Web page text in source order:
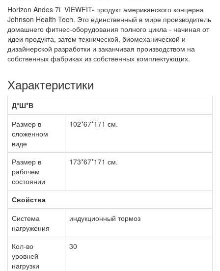
Horizon Andes 7i VIEWFIT- продукт американского концерна
Johnson Health Tech. Это единственный в мире производитель
домашнего фитнес-оборудования полного цикла - начиная от
идеи продукта, затем технической, биомеханической и
дизайнерской разработки и заканчивая производством на
собственных фабриках из собственных комплектующих.
Характеристики
Д*Ш*В
Размер в
сложенном
виде
102*67*171 см.
Размер в
рабочем
состоянии
173*67*171 см.
Свойства
Система
нагружения
индукционный тормоз
Кол-во
уровней
нагрузки
30